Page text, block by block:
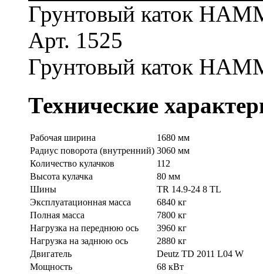
Грунтовый каток
Арт. 1525
Грунтовый каток
Технические
Рабочая ширина
1680 мм
Радиус поворота (внутренний) 3060 мм
Количество кулачков
112
Высота кулачка
80 мм
Шины
TR 14.9-24 8 TL
Эксплуатационная масса
6840 кг
Полная масса
7800 кг
Нагрузка на переднюю ось
3960 кг
Нагрузка на заднюю ось
2880 кг
Двигатель
Deutz TD 2011 L04 W
Мощность
68 кВт